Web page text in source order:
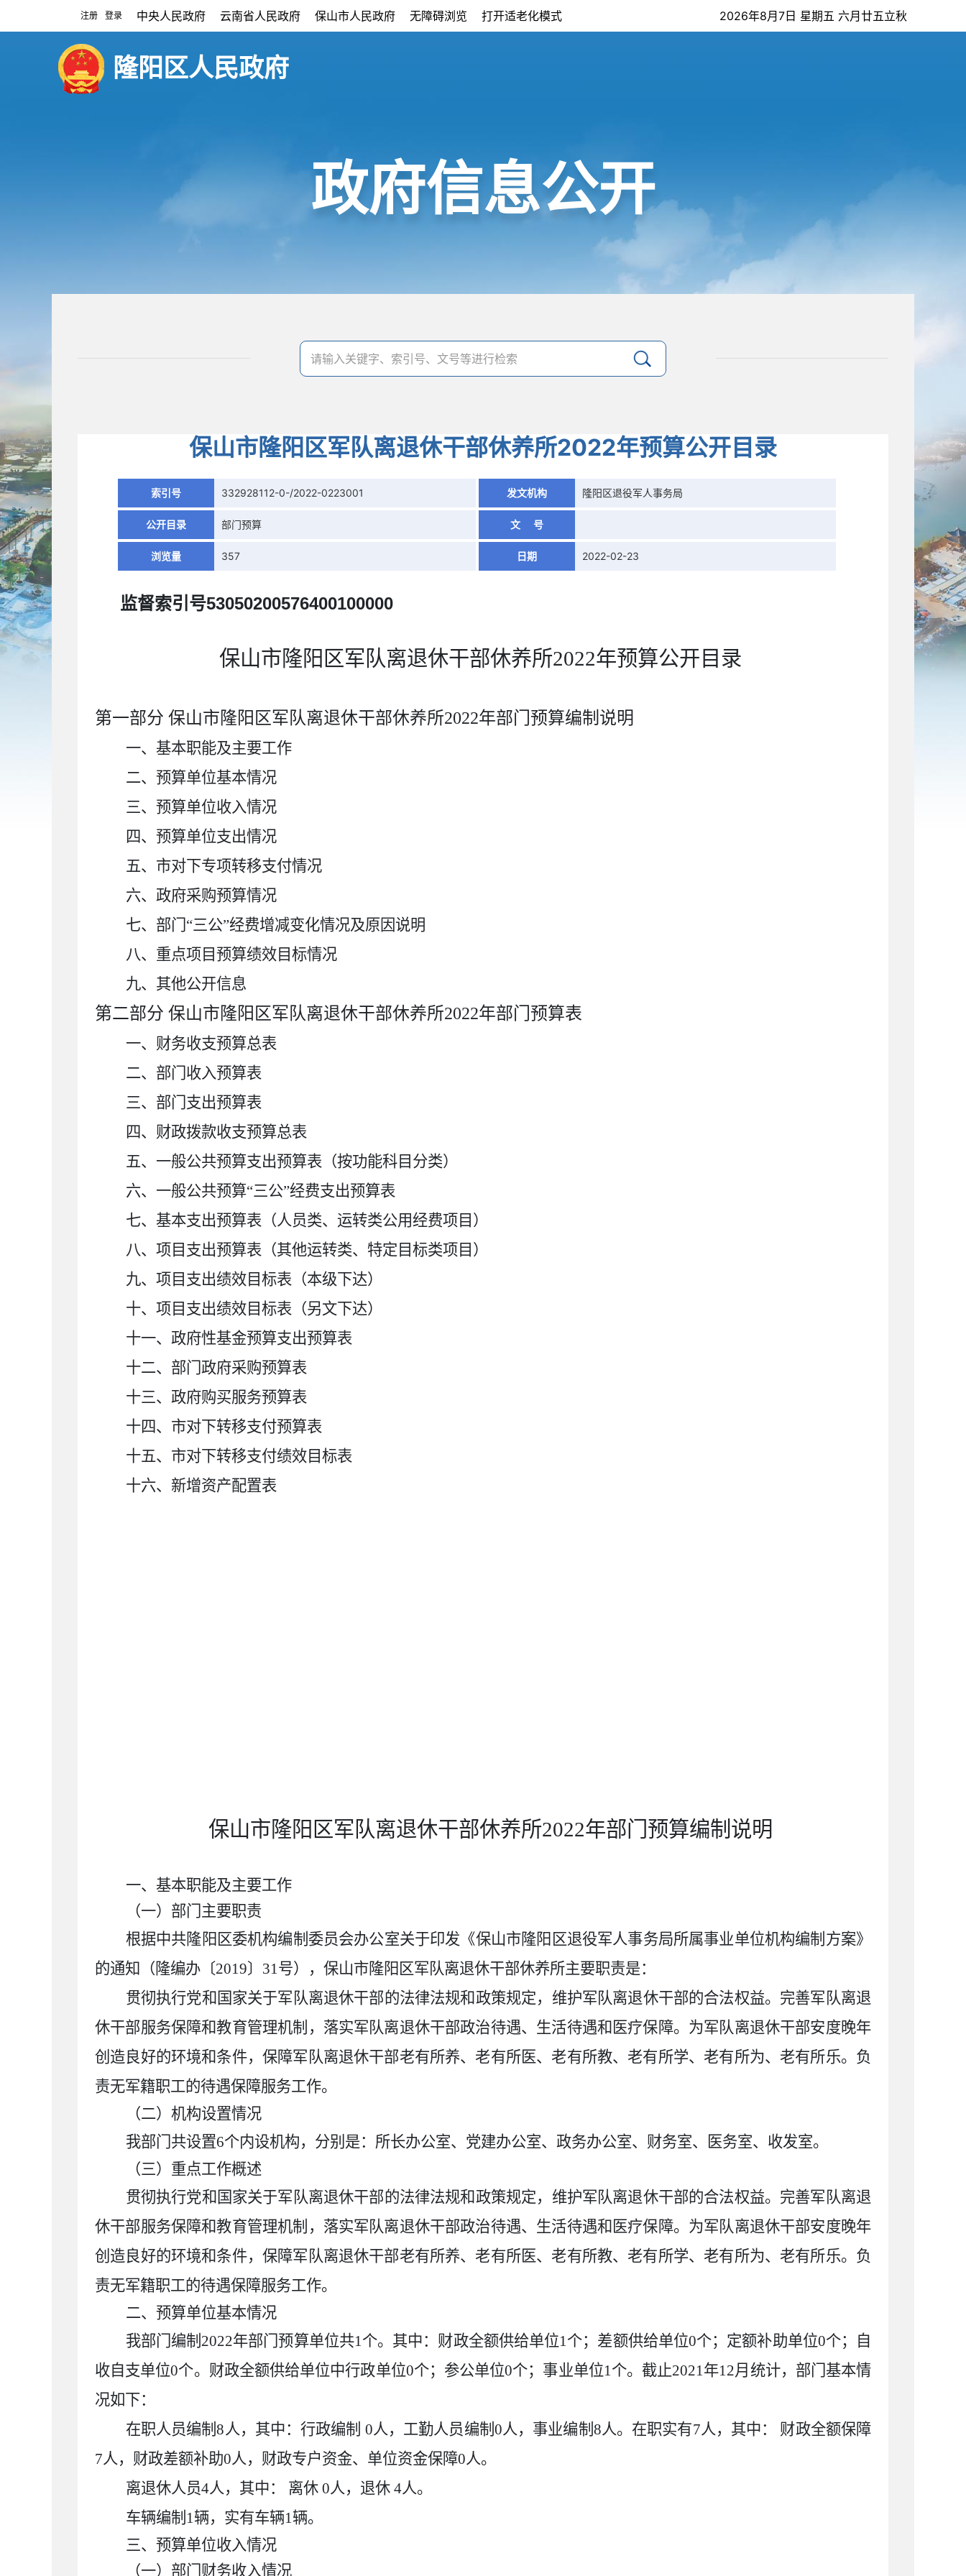
注册 登录 中央人民政府 云南省人民政府 保山市人民政府 无障碍浏览 打开适老化模式 2026年8月7日 星期五 六月廿五立秋
隆阳区人民政府
政府信息公开
保山市隆阳区军队离退休干部休养所2022年预算公开目录
索引号 332928112-0-/2022-0223001 发文机构 隆阳区退役军人事务局
公开目录 部门预算 文 号
浏览量 357 日期 2022-02-23
监督索引号53050200576400100000
保山市隆阳区军队离退休干部休养所2022年预算公开目录
第一部分 保山市隆阳区军队离退休干部休养所2022年部门预算编制说明
一、基本职能及主要工作
二、预算单位基本情况
三、预算单位收入情况
四、预算单位支出情况
五、市对下专项转移支付情况
六、政府采购预算情况
七、部门 “三公”经费增减变化情况及原因说明
八、重点项目预算绩效目标情况
九、其他公开信息
第二部分 保山市隆阳区军队离退休干部休养所2022年部门预算表
一、财务收支预算总表
二、部门收入预算表
三、部门支出预算表
四、财政拨款收支预算总表
五、一般公共预算支出预算表（按功能科目分类）
六、一般公共预算“三公”经费支出预算表
七、基本支出预算表（人员类、运转类公用经费项目）
八、项目支出预算表（其他运转类、特定目标类项目）
九、项目支出绩效目标表（本级下达）
十、项目支出绩效目标表（另文下达）
十一、政府性基金预算支出预算表
十二、部门政府采购预算表
十三、政府购买服务预算表
十四、市对下转移支付预算表
十五、市对下转移支付绩效目标表
十六、新增资产配置表
保山市隆阳区军队离退休干部休养所2022年部门预算编制说明
一、基本职能及主要工作
（一）部门主要职责
根据中共隆阳区委机构编制委员会办公室关于印发《保山市隆阳区退役军人事务局所属事业单位机构编制方案》
的通知（隆编办〔2019〕31号），保山市隆阳区军队离退休干部休养所主要职责是：
贯彻执行党和国家关于军队离退休干部的法律法规和政策规定，维护军队离退休干部的合法权益。完善军队离退
休干部服务保障和教育管理机制，落实军队离退休干部政治待遇、生活待遇和医疗保障。为军队离退休干部安度晚年
创造良好的环境和条件，保障军队离退休干部老有所养、老有所医、老有所教、老有所学、老有所为、老有所乐。负
责无军籍职工的待遇保障服务工作。
（二）机构设置情况
我部门共设置6个内设机构，分别是： 所长办公室、党建办公室、政务办公室、财务室、医务室、收发室。
（三）重点工作概述
贯彻执行党和国家关于军队离退休干部的法律法规和政策规定，维护军队离退休干部的合法权益。完善军队离退
休干部服务保障和教育管理机制，落实军队离退休干部政治待遇、生活待遇和医疗保障。为军队离退休干部安度晚年
创造良好的环境和条件，保障军队离退休干部老有所养、老有所医、老有所教、老有所学、老有所为、老有所乐。负
责无军籍职工的待遇保障服务工作。
二、预算单位基本情况
我部门编制 2022年部门预算单位共1个。其中：财政全额供给单位1个；差额供给单位0个；定额补助单位0个；自
收自支单位0个。财政全额供给单位中行政单位0个；参公单位0个；事业单位1个。截止2021年12月统计，部门基本情
况如下：
在职人员编制8人，其中：行政编制 0人，工勤人员编制 0人，事业编制 8人。在职实有7人，其中：
财政全额保障
7人，财政差额补助0人，财政专户资金、单位资金保障0人。
离退休人员4人，其中： 离休 0人，退休 4人。
车辆编制 1辆，实有车辆1辆。
三、预算单位收入情况
（一）部门财务收入情况